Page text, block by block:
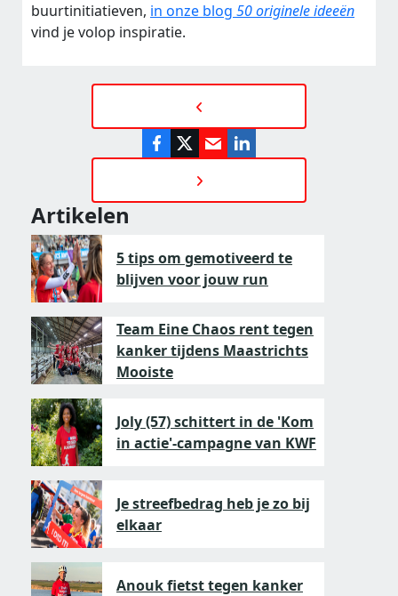
buurtinitiatieven, in onze blog 50 originele ideeën
vind je volop inspiratie.
Artikelen
5 tips om gemotiveerd te
blijven voor jouw run
Team Eine Chaos rent tegen
kanker tijdens Maastrichts
Mooiste
Joly (57) schittert in de 'Kom
in actie'-campagne van KWF
Je streefbedrag heb je zo bij
elkaar
Anouk fietst tegen kanker